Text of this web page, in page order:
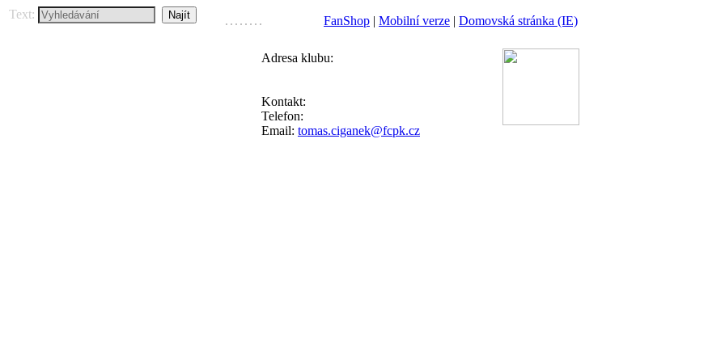
Text: FanShop | Mobilní verze | Domovská stránka (IE)
Adresa klubu:
Kontakt:
Telefon:
Email: tomas.ciganek@fcpk.cz